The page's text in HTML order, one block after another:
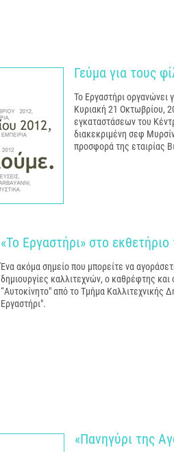
Γεύμα για τους
To Εργαστήρι οργανώνει
Κυριακή 21 Οκτωβρίου,
εγκαταστάσεων του
διακεκριμένη σεφ
προσφορά της εταιρίας
«Το Εργαστήρι» στο
Ένα ακόμα σημείο που μπορείτε να
δημιουργίες καλλιτεχνών, ο καθρέφτης
“Αυτοκίνητο" από το Τμήμα Καλλιτεχνικής
Εργαστήρι".
«Πανηγύρι της